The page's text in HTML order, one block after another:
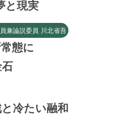
現実
論説委員 川北省吾
態に
冷たい融和